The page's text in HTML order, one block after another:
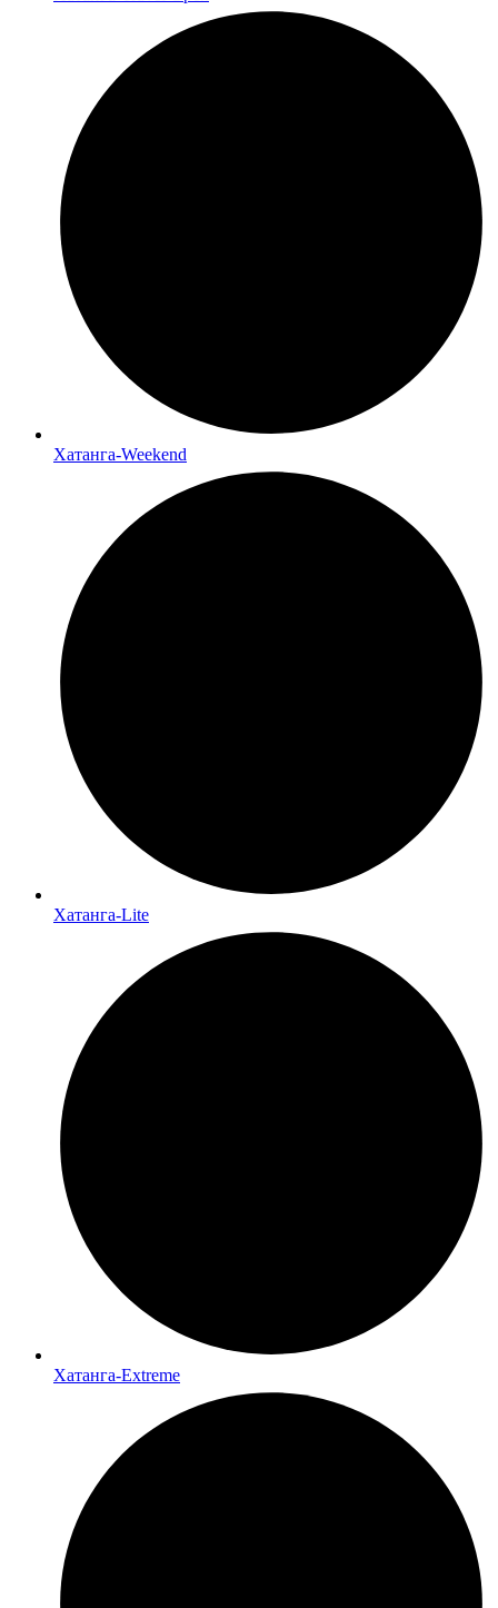
Хатанга-Weekend
Хатанга-Lite
Хатанга-Extreme